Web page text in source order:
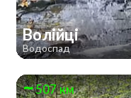
Волійці
Водоспад
507 км